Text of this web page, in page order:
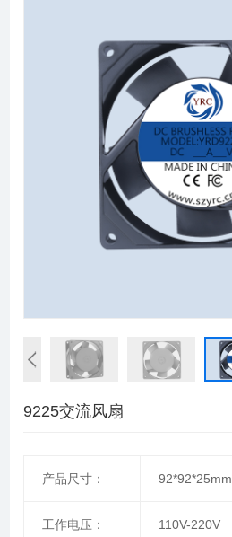
9225交流风扇
产品尺寸： 92*92*25mm
工作电压： 110V-220V